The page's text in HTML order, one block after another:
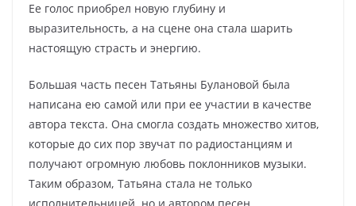
Ее голос приобрел новую глубину и
выразительность, а на сцене она стала шарить
настоящую страсть и энергию.
Большая часть песен Татьяны Булановой была
написана ею самой или при ее участии в качестве
автора текста. Она смогла создать множество хитов,
которые до сих пор звучат по радиостанциям и
получают огромную любовь поклонников музыки.
Таким образом, Татьяна стала не только